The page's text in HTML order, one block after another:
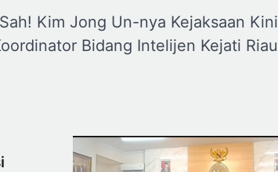
Sah! Kim Jong Un-nya Kejaksaan Kini
Bidang Intelijen Kejati Riau